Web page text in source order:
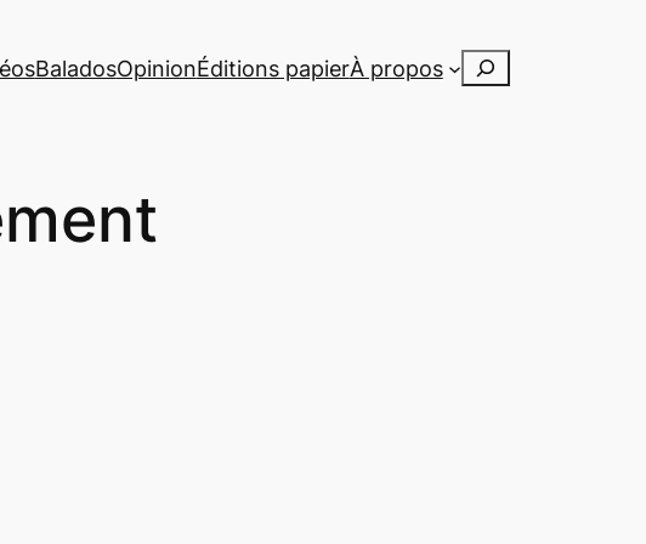
BaladosOpinionÉditions papierÀ propos Rechercher